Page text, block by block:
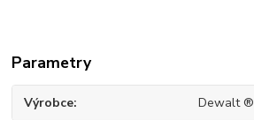
Parametry
Výrobce Dewalt ®